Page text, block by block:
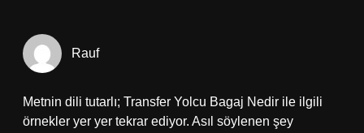
Rauf
Metnin dili tutarlı; Transfer Yolcu Bagaj Nedir ile ilgili
örnekler yer yer tekrar ediyor. Asıl söylenen şey